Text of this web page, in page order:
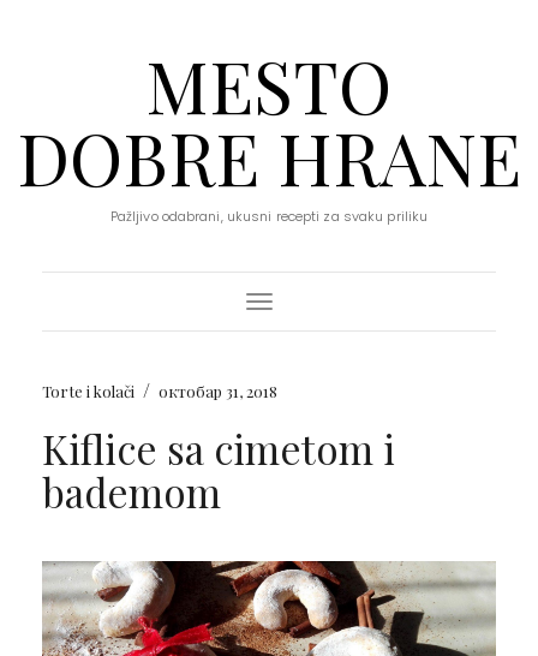
MESTO
DOBRE HRANE
Pažljivo odabrani, ukusni recepti za svaku priliku
Toggle Navigation
Torte i kolači / октобар 31, 2018
Kiflice sa cimetom i
bademom